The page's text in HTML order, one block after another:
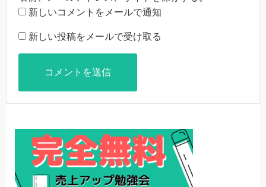
新しいコメントをメールで通知
新しい投稿をメールで受け取る